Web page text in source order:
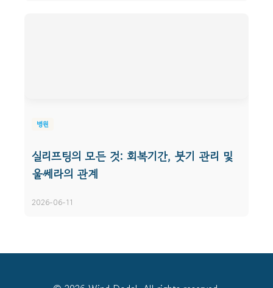
병원
실리프팅의 모든 것: 회복기간, 붓기 관리 및
울쎄라의 관계
2026-06-11